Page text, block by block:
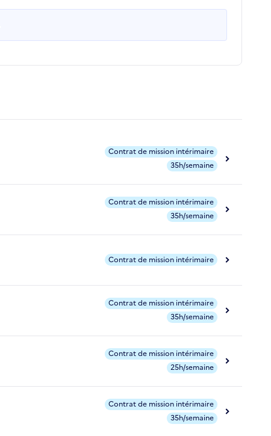
Contrat de mission intérimaire
35h/semaine
Contrat de mission intérimaire
35h/semaine
Contrat de mission intérimaire
Contrat de mission intérimaire
35h/semaine
Contrat de mission intérimaire
25h/semaine
Contrat de mission intérimaire
35h/semaine